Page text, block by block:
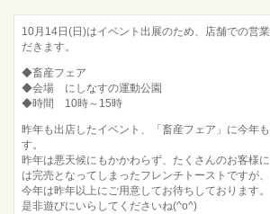
10月14日(日)はイベント出展のため、店舗での営
だきます。
◆畜産フェア
◆会場 にしなすの運動公園
◆時間 10時～15時
昨年も出店したイベント、「畜産フェア」に今年
す。
昨年は悪天候にもかかわらず、たくさんのお客様
は完売となってしまったフレンチトーストですが、
今年は昨年以上にご用意してお待ちしております。
是非遊びにいらしてくださいね(^o^)